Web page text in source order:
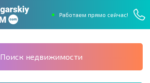
Работаем прямо сейчас!
Поиск недвижимости